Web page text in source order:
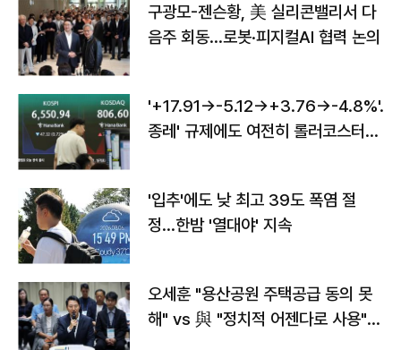
구광모-젠슨황, 美 실리콘밸리서 다
음주 회동…로봇·피지컬AI 협력 논의
'+17.91→-5.12→+3.76→-4.8%'…'
종레' 규제에도 여전히 롤러코스터
'입추'에도 낮 최고 39도 폭염 절
정…한밤 '열대야' 지속
오세훈 "용산공원 주택공급 동의 못
해" vs 與 "정치적 어젠다로 사용"